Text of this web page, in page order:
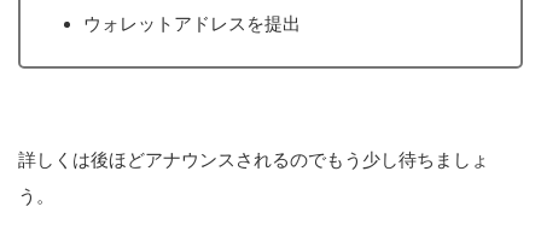
ウォレットアドレスを提出
詳しくは後ほどアナウンスされるのでもう少し待ちましょ
う。